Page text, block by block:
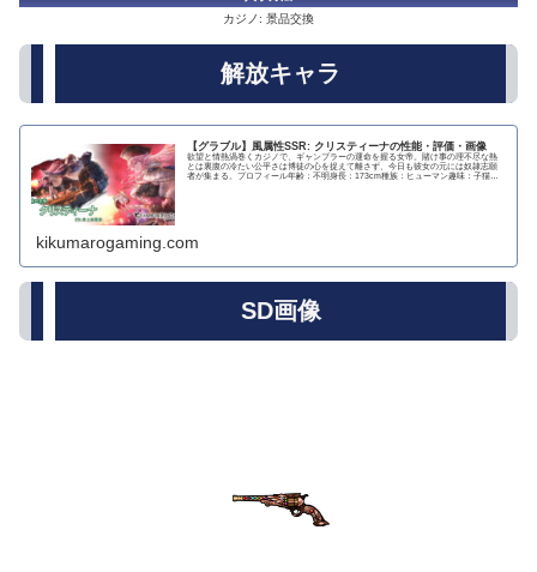
カジノ: 景品交換
解放キャラ
【グラブル】風属性SSR: クリスティーナの性能・評価・画像
欲望と情熱渦巻くカジノで、ギャンブラーの運命を握る女帝。賭け事の理不尽な熱
とは裏腹の冷たい公平さは博徒の心を捉えて離さず、今日も彼女の元には奴隷志願
者が集まる。プロフィール年齢：不明身長：173cm種族：ヒューマン趣味：子猫の
kikumarogaming.com
SD画像